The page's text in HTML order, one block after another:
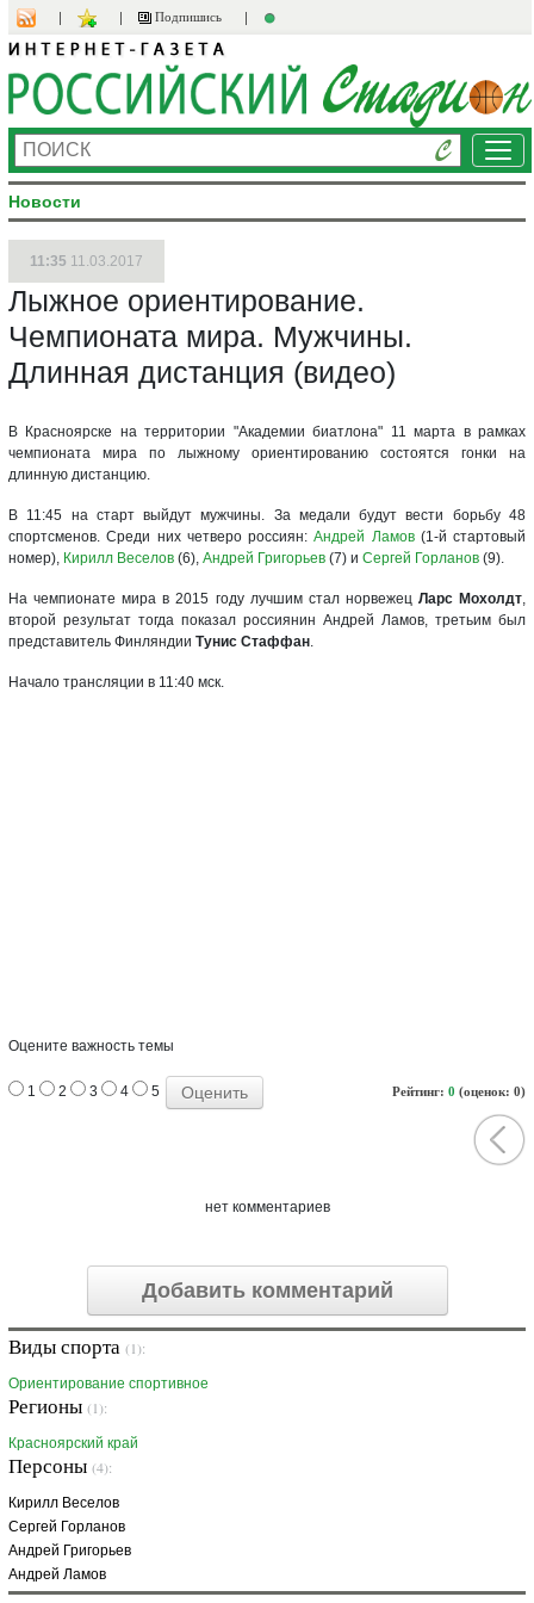
Подпишись
Новости
11:35 11.03.2017
Лыжное ориентирование.
Чемпионата мира. Мужчины.
Длинная дистанция (видео)
В Красноярске на территории "Академии биатлона" 11 марта в рамках
чемпионата мира по лыжному ориентированию состоятся гонки на
длинную дистанцию.
В 11:45 на старт выйдут мужчины. За медали будут вести борьбу 48
спортсменов. Среди них четверо россиян:Андрей Ламов(1-й стартовый
номер), Кирилл Веселов (6), Андрей Григорьев (7) и Сергей Горланов (9).
На чемпионате мира в 2015 году лучшим стал норвежец Ларс Мохолдт,
второй результат тогда показал россиянин Андрей Ламов, третьим был
представитель Финляндии Тунис Стаффан.
Начало трансляции в 11:40 мск.
Оцените важность темы
Рейтинг: 0 (оценок: 0)
1 2 3 4 5
нет комментариев
Добавить комментарий
Виды спорта (1):
Ориентирование cпортивное
Регионы (1):
Красноярский край
Персоны (4):
Кирилл Веселов
Сергей Горланов
Андрей Григорьев
Андрей Ламов